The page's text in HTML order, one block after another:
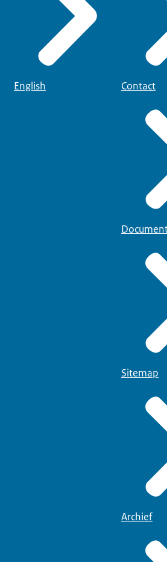
English Contact
Sitemap
Archief